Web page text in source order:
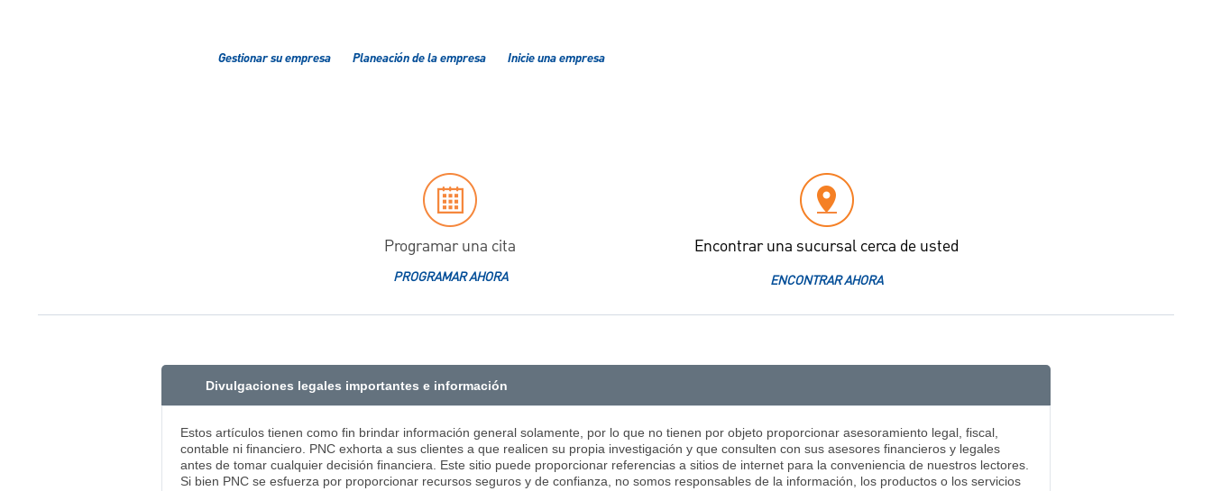
Gestionar su empresa Planeación de la empresa Inicie una empresa
Programar una cita
PROGRAMAR AHORA
Encontrar una sucursal cerca de usted
ENCONTRAR AHORA
Divulgaciones legales importantes e información
Estos artículos tienen como fin brindar información general solamente, por lo que no tienen por objeto proporcionar asesoramiento legal, fiscal,
contable ni financiero. PNC exhorta a sus clientes a que realicen su propia investigación y que consulten con sus asesores financieros y legales
antes de tomar cualquier decisión financiera. Este sitio puede proporcionar referencias a sitios de internet para la conveniencia de nuestros lectores.
Si bien PNC se esfuerza por proporcionar recursos seguros y de confianza, no somos responsables de la información, los productos o los servicios